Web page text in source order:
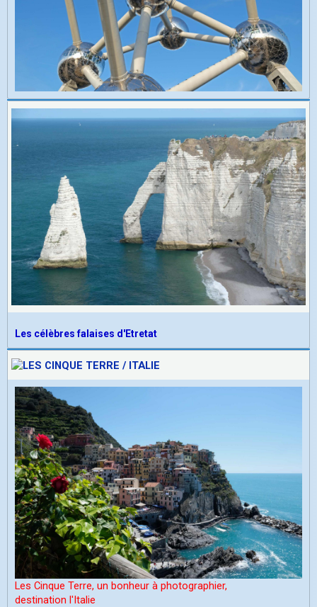
Les célèbres falaises d'Etretat
Les Cinque Terre, un bonheur à photographier,
destination l'Italie